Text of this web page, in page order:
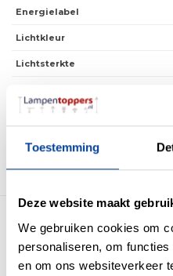
Toestemming
Deze website maakt
We gebruiken cookies om
personaliseren, om
en om ons websiteverkeer
Energielabel
Lichtkleur
Lichtsterkte
Incl. Snoer & Stekker
Dimbaar
Incl. dimmer
Meer